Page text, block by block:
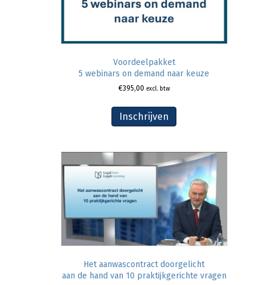
Voordeelpakket
5 webinars on demand naar keuze
€395,00 excl. btw
Inschrijven
Het aanwascontract doorgelicht
aan de hand van 10 praktijkgerichte vragen